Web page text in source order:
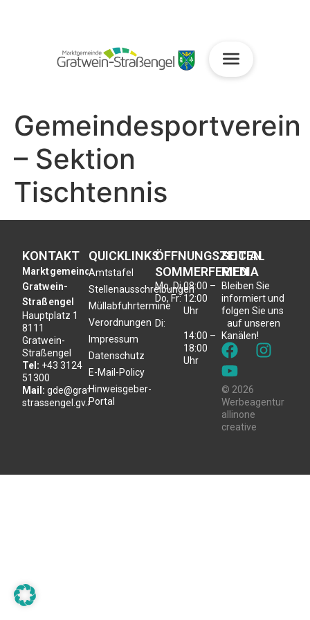
Gemeindesportverein
– Sektion
Tischtennis
KONTAKT
Marktgemeinde
Gratwein-
Straßengel
Hauptplatz 1
8111
Gratwein-
Straßengel
Tel: +43 3124
51300
Mail: gde@gratwein-
strassengel.gv.at
QUICKLINKS
Amtstafel
Stellenausschreibungen
Müllabfuhrtermine
Verordnungen
Impressum
Datenschutz
E-Mail-Policy
Hinweisgeber-
Portal
ÖFFNUNGSZEITEN
SOMMERFERIEN
Mo, Di,
Do, Fr:
Di:
08:00 –
12:00
Uhr
14:00 –
18:00
Uhr
SOCIAL
MEDIA
Bleiben Sie
informiert und
folgen Sie uns
auf unseren
Kanälen!
© 2026
Werbeagentur
allinone
creative